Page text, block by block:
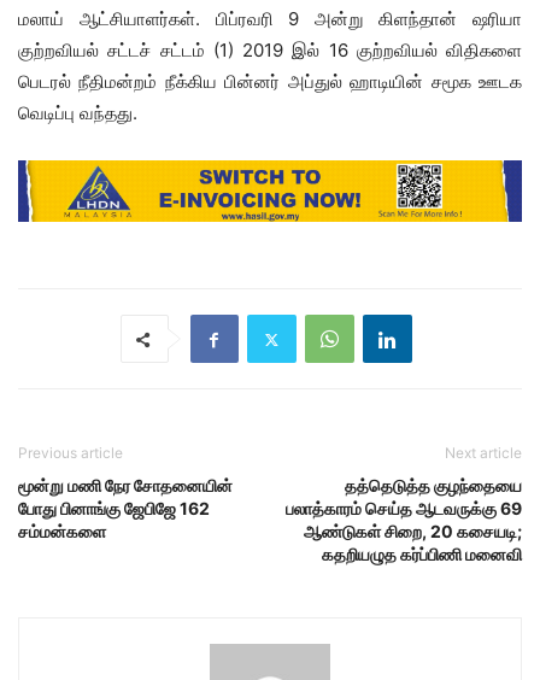
மலாய் ஆட்சியாளர்கள். பிப்ரவரி 9 அன்று கிளந்தான் ஷரியா
குற்றவியல் சட்டச் சட்டம் (1) 2019 இல் 16 குற்றவியல் விதிகளை
பெடரல் நீதிமன்றம் நீக்கிய பின்னர் அப்துல் ஹாடியின் சமூக ஊடக
வெடிப்பு வந்தது.
Previous article
மூன்று மணி நேர சோதனையின்
போது பினாங்கு ஜேபிஜே 162
சம்மன்களை
Next article
தத்தெடுத்த குழந்தையை
பலாத்காரம் செய்த ஆடவருக்கு 69
ஆண்டுகள் சிறை, 20 கசையடி;
கதறியழுத கர்ப்பிணி மனைவி